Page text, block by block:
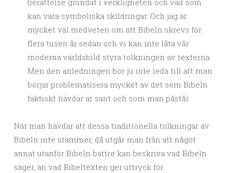
berättelse grundat i verkligheten och vad som
kan vara symboliska skildringar. Och jag är
mycket väl medveten om att Bibeln skrevs för
flera tusen år sedan och vi kan inte låta vår
moderna världsbild styra tolkningen av texterna.
Men den anledningen bör ju inte leda till att man
börjar problematisera mycket av det som Bibeln
faktiskt hävdar är sant och som man påstår.
När man hävdar att dessa traditionella tolkningar av
Bibeln inte stämmer, då utgår man från att något
annat utanför Bibeln bättre kan beskriva vad Bibeln
säger, än vad Bibeltexten ger uttryck för.